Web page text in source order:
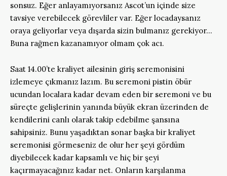
sonsuz. Eğer anlayamıyorsanız Ascot’un içinde size
tavsiye verebilecek görevliler var. Eğer locadaysanız
oraya geliyorlar veya dışarda sizin bulmanız gerekiyor…
Buna rağmen kazanamıyor olmam çok acı.
Saat 14.00’te kraliyet ailesinin giriş seremonisini
izlemeye çıkmanız lazım. Bu seremoni pistin öbür
ucundan localara kadar devam eden bir seremoni ve bu
süreçte gelişlerinin yanında büyük ekran üzerinden de
kendilerini canlı olarak takip edebilme şansına
sahipsiniz. Bunu yaşadıktan sonar başka bir kraliyet
seremonisi görmeseniz de olur her şeyi gördüm
diyebilecek kadar kapsamlı ve hiç bir şeyi
kaçırmayacağınız kadar net. Onların karşılanma